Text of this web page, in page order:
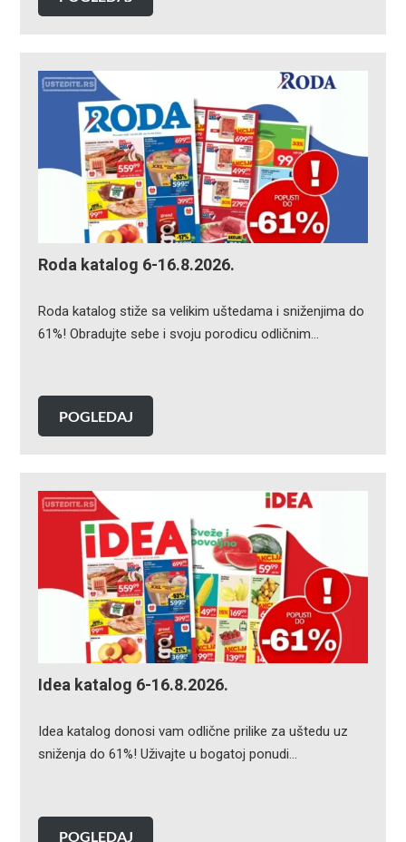
Roda katalog 6-16.8.2026.
Roda katalog stiže sa velikim uštedama i sniženjima do
61%! Obradujte sebe i svoju porodicu odličnim…
POGLEDAJ
Idea katalog 6-16.8.2026.
Idea katalog donosi vam odlične prilike za uštedu uz
sniženja do 61%! Uživajte u bogatoj ponudi…
POGLEDAJ